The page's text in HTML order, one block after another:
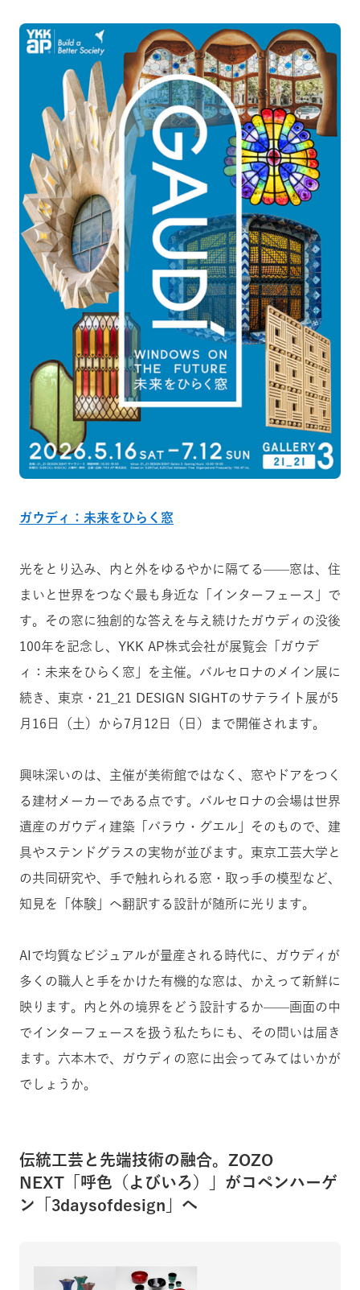
ガウディ：未来をひらく窓
光をとり込み、内と外をゆるやかに隔てる——窓は、住
まいと世界をつなぐ最も身近な「インターフェース」で
す。その窓に独創的な答えを与え続けたガウディの没後
100年を記念し、YKK AP株式会社が展覧会「ガウデ
ィ：未来をひらく窓」を主催。バルセロナのメイン展に
続き、東京・21_21 DESIGN SIGHTのサテライト展が5
月16日（土） から7月12日（日）まで開催されます。
興味深いのは、主催が美術館ではなく、窓やドアをつく
る建材メーカーである点です。バルセロナの会場は世界
遺産のガウディ建築「パラウ・グエル」そのもので、建
具やステンドグラスの実物が並びます。東京工芸大学と
の共同研究や、手で触れられる窓・取っ手の模型など、
知見を「体験」へ翻訳する設計が随所に光ります。
AIで均質なビジュアルが量産される時代に、ガウディが
多くの職人と手をかけた有機的な窓は、かえって新鮮に
映ります。内と外の境界をどう設計するか——画面の中
でインターフェースを扱う私たちにも、その問いは届き
ます。六本木で、ガウディの窓に出会ってみてはいかが
でしょうか。
伝統工芸と先端技術の融合。ZOZO
NEXT「呼色（よびいろ）」がコペンハーゲ
ン「3daysofdesign」へ